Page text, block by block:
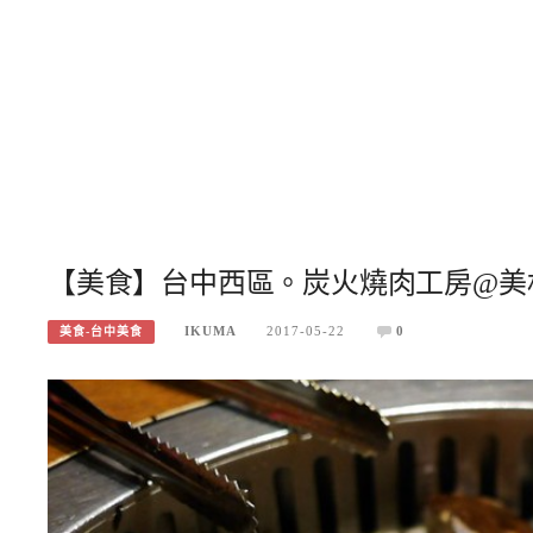
【美食】台中西區。炭火燒肉工房@
美食-台中美食 IKUMA 2017-05-22 0